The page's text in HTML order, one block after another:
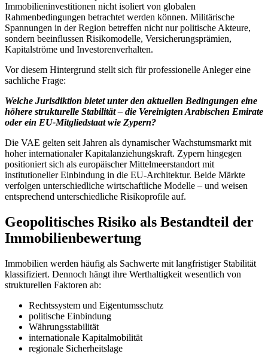
Immobilieninvestitionen nicht isoliert von globalen
Rahmenbedingungen betrachtet werden können. Militärische
Spannungen in der Region betreffen nicht nur politische Akteure,
sondern beeinflussen Risikomodelle, Versicherungsprämien,
Kapitalströme und Investorenverhalten.
Vor diesem Hintergrund stellt sich für professionelle Anleger eine
sachliche Frage:
Welche Jurisdiktion bietet unter den aktuellen Bedingungen eine
höhere strukturelle Stabilität – die Vereinigten Arabischen Emirate
oder ein EU-Mitgliedstaat wie Zypern?
Die VAE gelten seit Jahren als dynamischer Wachstumsmarkt mit
hoher internationaler Kapitalanziehungskraft. Zypern hingegen
positioniert sich als europäischer Mittelmeerstandort mit
institutioneller Einbindung in die EU-Architektur. Beide Märkte
verfolgen unterschiedliche wirtschaftliche Modelle – und weisen
entsprechend unterschiedliche Risikoprofile auf.
Geopolitisches Risiko als Bestandteil der
Immobilienbewertung
Immobilien werden häufig als Sachwerte mit langfristiger Stabilität
klassifiziert. Dennoch hängt ihre Werthaltigkeit wesentlich von
strukturellen Faktoren ab:
Rechtssystem und Eigentumsschutz
politische Einbindung
Währungsstabilität
internationale Kapitalmobilität
regionale Sicherheitslage